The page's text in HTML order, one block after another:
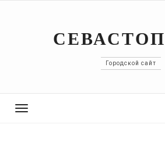
Городской сайт
Toggle